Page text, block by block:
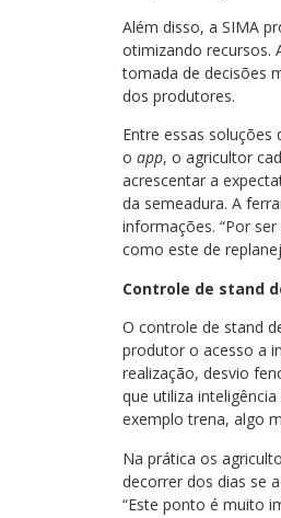
Além disso, a SIMA
otimizando recursos.
tomada de decisões
dos produtores.
Entre essas
o app, o agricultor
acrescentar a
da semeadura. A
informações. “Por
como este de
Controle de stand
O controle de stand
produtor o acesso a
realização, desvio
que utiliza
exemplo trena, algo
Na prática os
decorrer dos dias se
“Este ponto é muito